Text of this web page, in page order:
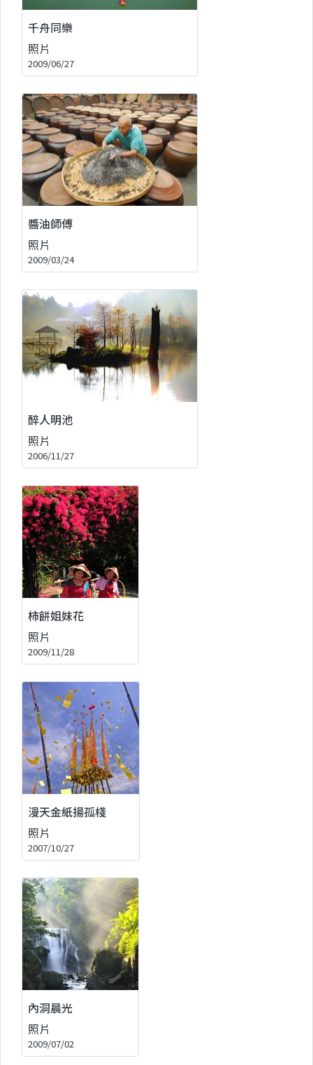
千舟同樂
照片
2009/06/27
醬油師傅
照片
2009/03/24
醉人明池
照片
2006/11/27
柿餅姐妹花
照片
2009/11/28
漫天金紙揚孤棧
照片
2007/10/27
內洞晨光
照片
2009/07/02